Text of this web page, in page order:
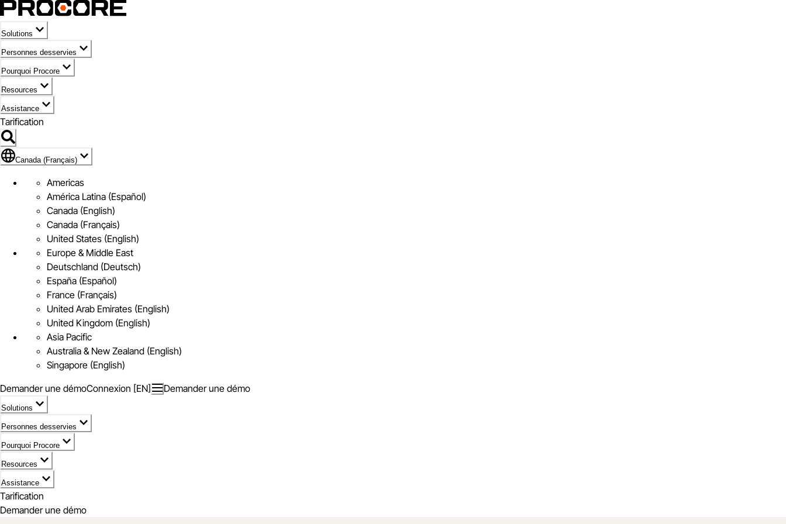
Solutions
Personnes desservies
Pourquoi Procore
Resources
Assistance
Tarification
Pavillon de Canada (Français)
Canada (Français)
Americas
América Latina (Español)
Canada (English)
Canada (Français)
United States (English)
Europe & Middle East
Deutschland (Deutsch)
España (Español)
France (Français)
United Arab Emirates (English)
United Kingdom (English)
Asia Pacific
Australia & New Zealand (English)
Singapore (English)
Demander une démoConnexion [EN] Demander une démo
Solutions
Personnes desservies
Pourquoi Procore
Resources
Assistance
Tarification
Demander une démo